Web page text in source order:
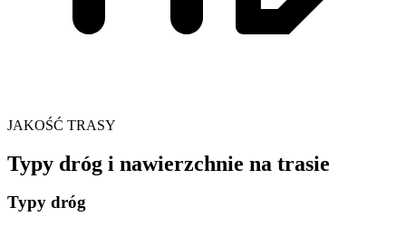
JAKOŚĆ TRASY
Typy dróg i nawierzchnie na trasie
Typy dróg